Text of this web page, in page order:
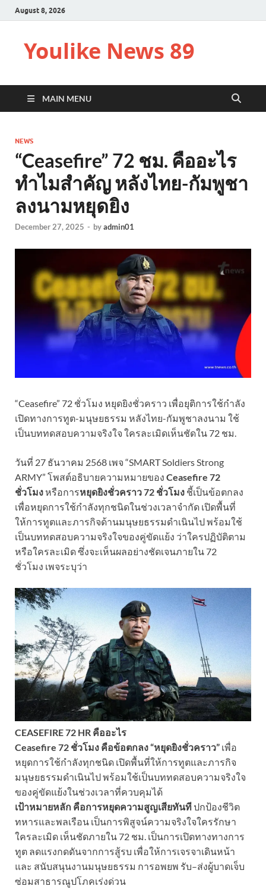
August 8, 2026
Youlike News 89
MAIN MENU
NEWS
“Ceasefire” 72 ชม. คืออะไร
ทำไมสำคัญ หลังไทย-กัมพูชา
ลงนามหยุดยิง
December 27, 2025 - byadmin01
“Ceasefire” 72 ชั่วโมง หยุดยิงชั่วคราว เพื่อยุติการใช้กำลัง
เปิดทางการทูต-มนุษยธรรม หลังไทย-กัมพูชาลงนาม ใช้
เป็นบททดสอบความจริงใจ ใครละเมิดเห็นชัดใน 72 ชม.
วันที่ 27 ธันวาคม 2568 เพจ “SMART Soldiers Strong
ARMY” โพสต์อธิบายความหมายของ Ceasefire 72
ชั่วโมงหรือการหยุดยิงชั่วคราว 72 ชั่วโมง ชี้เป็นข้อตกลง
เพื่อหยุดการใช้กำลังทุกชนิดในช่วงเวลาจำกัด เปิดพื้นที่
ให้การทูตและภารกิจด้านมนุษยธรรมดำเนินไป พร้อมใช้
เป็นบททดสอบความจริงใจของคู่ขัดแย้ง ว่าใครปฏิบัติตาม
หรือใครละเมิด ซึ่งจะเห็นผลอย่างชัดเจนภายใน 72
ชั่วโมง เพจระบุว่า
CEASEFIRE 72 HR คืออะไร
Ceasefire 72 ชั่วโมง คือข้อตกลง “หยุดยิงชั่วคราว” เพื่อ
หยุดการใช้กำลังทุกชนิด เปิดพื้นที่ให้การทูตและภารกิจ
มนุษยธรรมดำเนินไป พร้อมใช้เป็นบททดสอบความจริงใจ
ของคู่ขัดแย้งในช่วงเวลาที่ควบคุมได้
เป้าหมายหลัก คือการหยุดความสูญเสียทันทีปกป้องชีวิต
ทหารและพลเรือน เป็นการพิสูจน์ความจริงใจใครรักษา
ใครละเมิด เห็นชัดภายใน 72 ชม. เป็นการเปิดทางทางการ
ทูต ลดแรงกดดันจากการสู้รบ เพื่อให้การเจรจาเดินหน้า
และ สนับสนุนงานมนุษยธรรม การอพยพ รับ–ส่งผู้บาดเจ็บ
ซ่อมสาธารณูปโภคเร่งด่วน